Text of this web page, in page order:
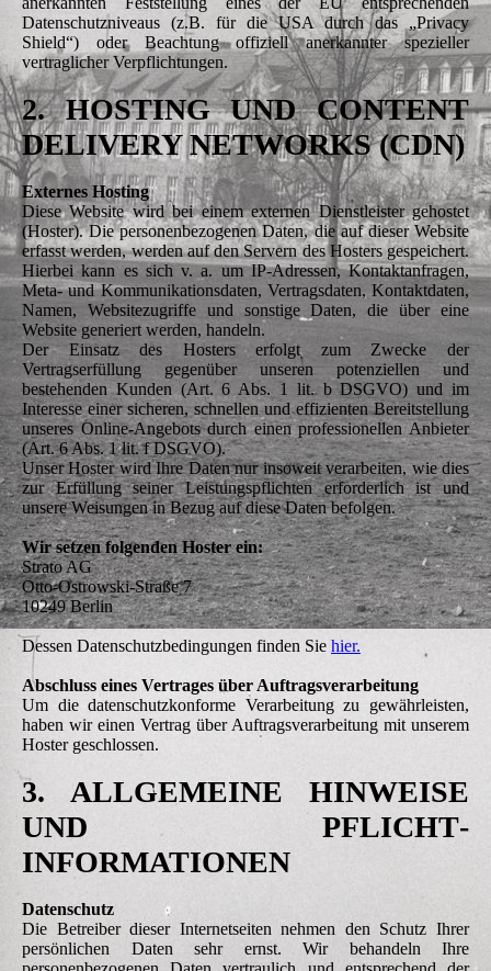
Datenschutzniveaus (z.B. für die USA durch das „Privacy
Shield“) oder Beachtung offiziell anerkannter spezieller
vertraglicher Verpflichtungen.
2. HOSTING UND CONTENT
DELIVERY NETWORKS (CDN)
Externes Hosting
Diese Website wird bei einem externen Dienstleister gehostet
(Hoster). Die personenbezogenen Daten, die auf dieser Website
erfasst werden, werden auf den Servern des Hosters gespeichert.
Hierbei kann es sich v. a. um IP-Adressen, Kontaktanfragen,
Meta- und Kommunikationsdaten, Vertragsdaten, Kontaktdaten,
Namen, Websitezugriffe und sonstige Daten, die über eine
Website generiert werden, handeln.
Der Einsatz des Hosters erfolgt zum Zwecke der
Vertragserfüllung gegenüber unseren potenziellen und
bestehenden Kunden (Art. 6 Abs. 1 lit. b DSGVO) und im
Interesse einer sicheren, schnellen und effizienten Bereitstellung
unseres Online-Angebots durch einen professionellen Anbieter
(Art. 6 Abs. 1 lit. f DSGVO).
Unser Hoster wird Ihre Daten nur insoweit verarbeiten, wie dies
zur Erfüllung seiner Leistungspflichten erforderlich ist und
unsere Weisungen in Bezug auf diese Daten befolgen.
Wir setzen folgenden Hoster ein:
Strato AG
Otto-Ostrowski-Straße 7
10249 Berlin
Dessen Datenschutzbedingungen finden Sie hier.
Abschluss eines Vertrages über Auftragsverarbeitung
Um die datenschutzkonforme Verarbeitung zu gewährleisten,
haben wir einen Vertrag über Auftragsverarbeitung mit unserem
Hoster geschlossen.
3. ALLGEMEINE HINWEISE
UND PFLICHT­
INFORMATIONEN
Datenschutz
Die Betreiber dieser Internetseiten nehmen den Schutz Ihrer
persönlichen Daten sehr ernst. Wir behandeln Ihre